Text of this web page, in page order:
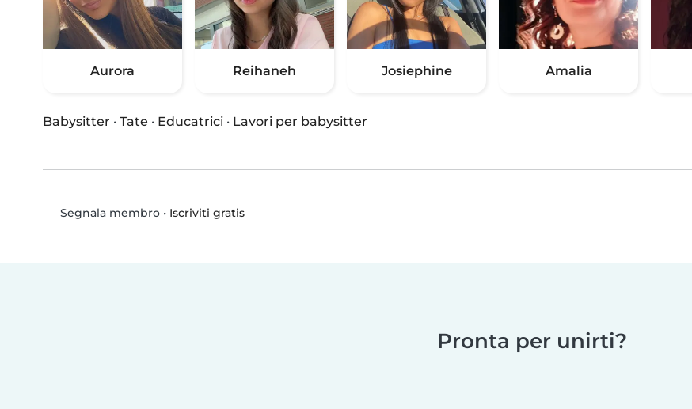
Aurora Reihaneh Josiephine Amalia
Babysitter · Tate · Educatrici · Lavori per babysitter
Segnala membro• Iscriviti gratis
Pronta per unirti?